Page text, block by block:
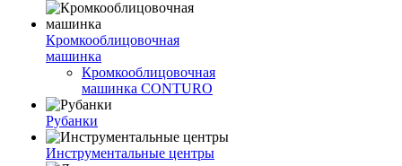
Кромкооблицовочная
машинка
Кромкооблицовочная
машинка CONTURO
Рубанки
Инструментальные центры